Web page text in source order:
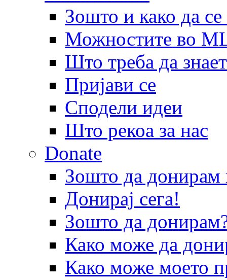
Зошто и како да
Можностите во
Што треба да
Пријави се
Сподели идеи
Што рекоа за нас
Donate
Зошто да
Донирај сега!
Зошто да
Како може да
Како може моето